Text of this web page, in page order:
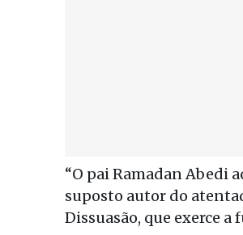
“O pai Ramadan Abedi
suposto autor do
Dissuasão, que exerce